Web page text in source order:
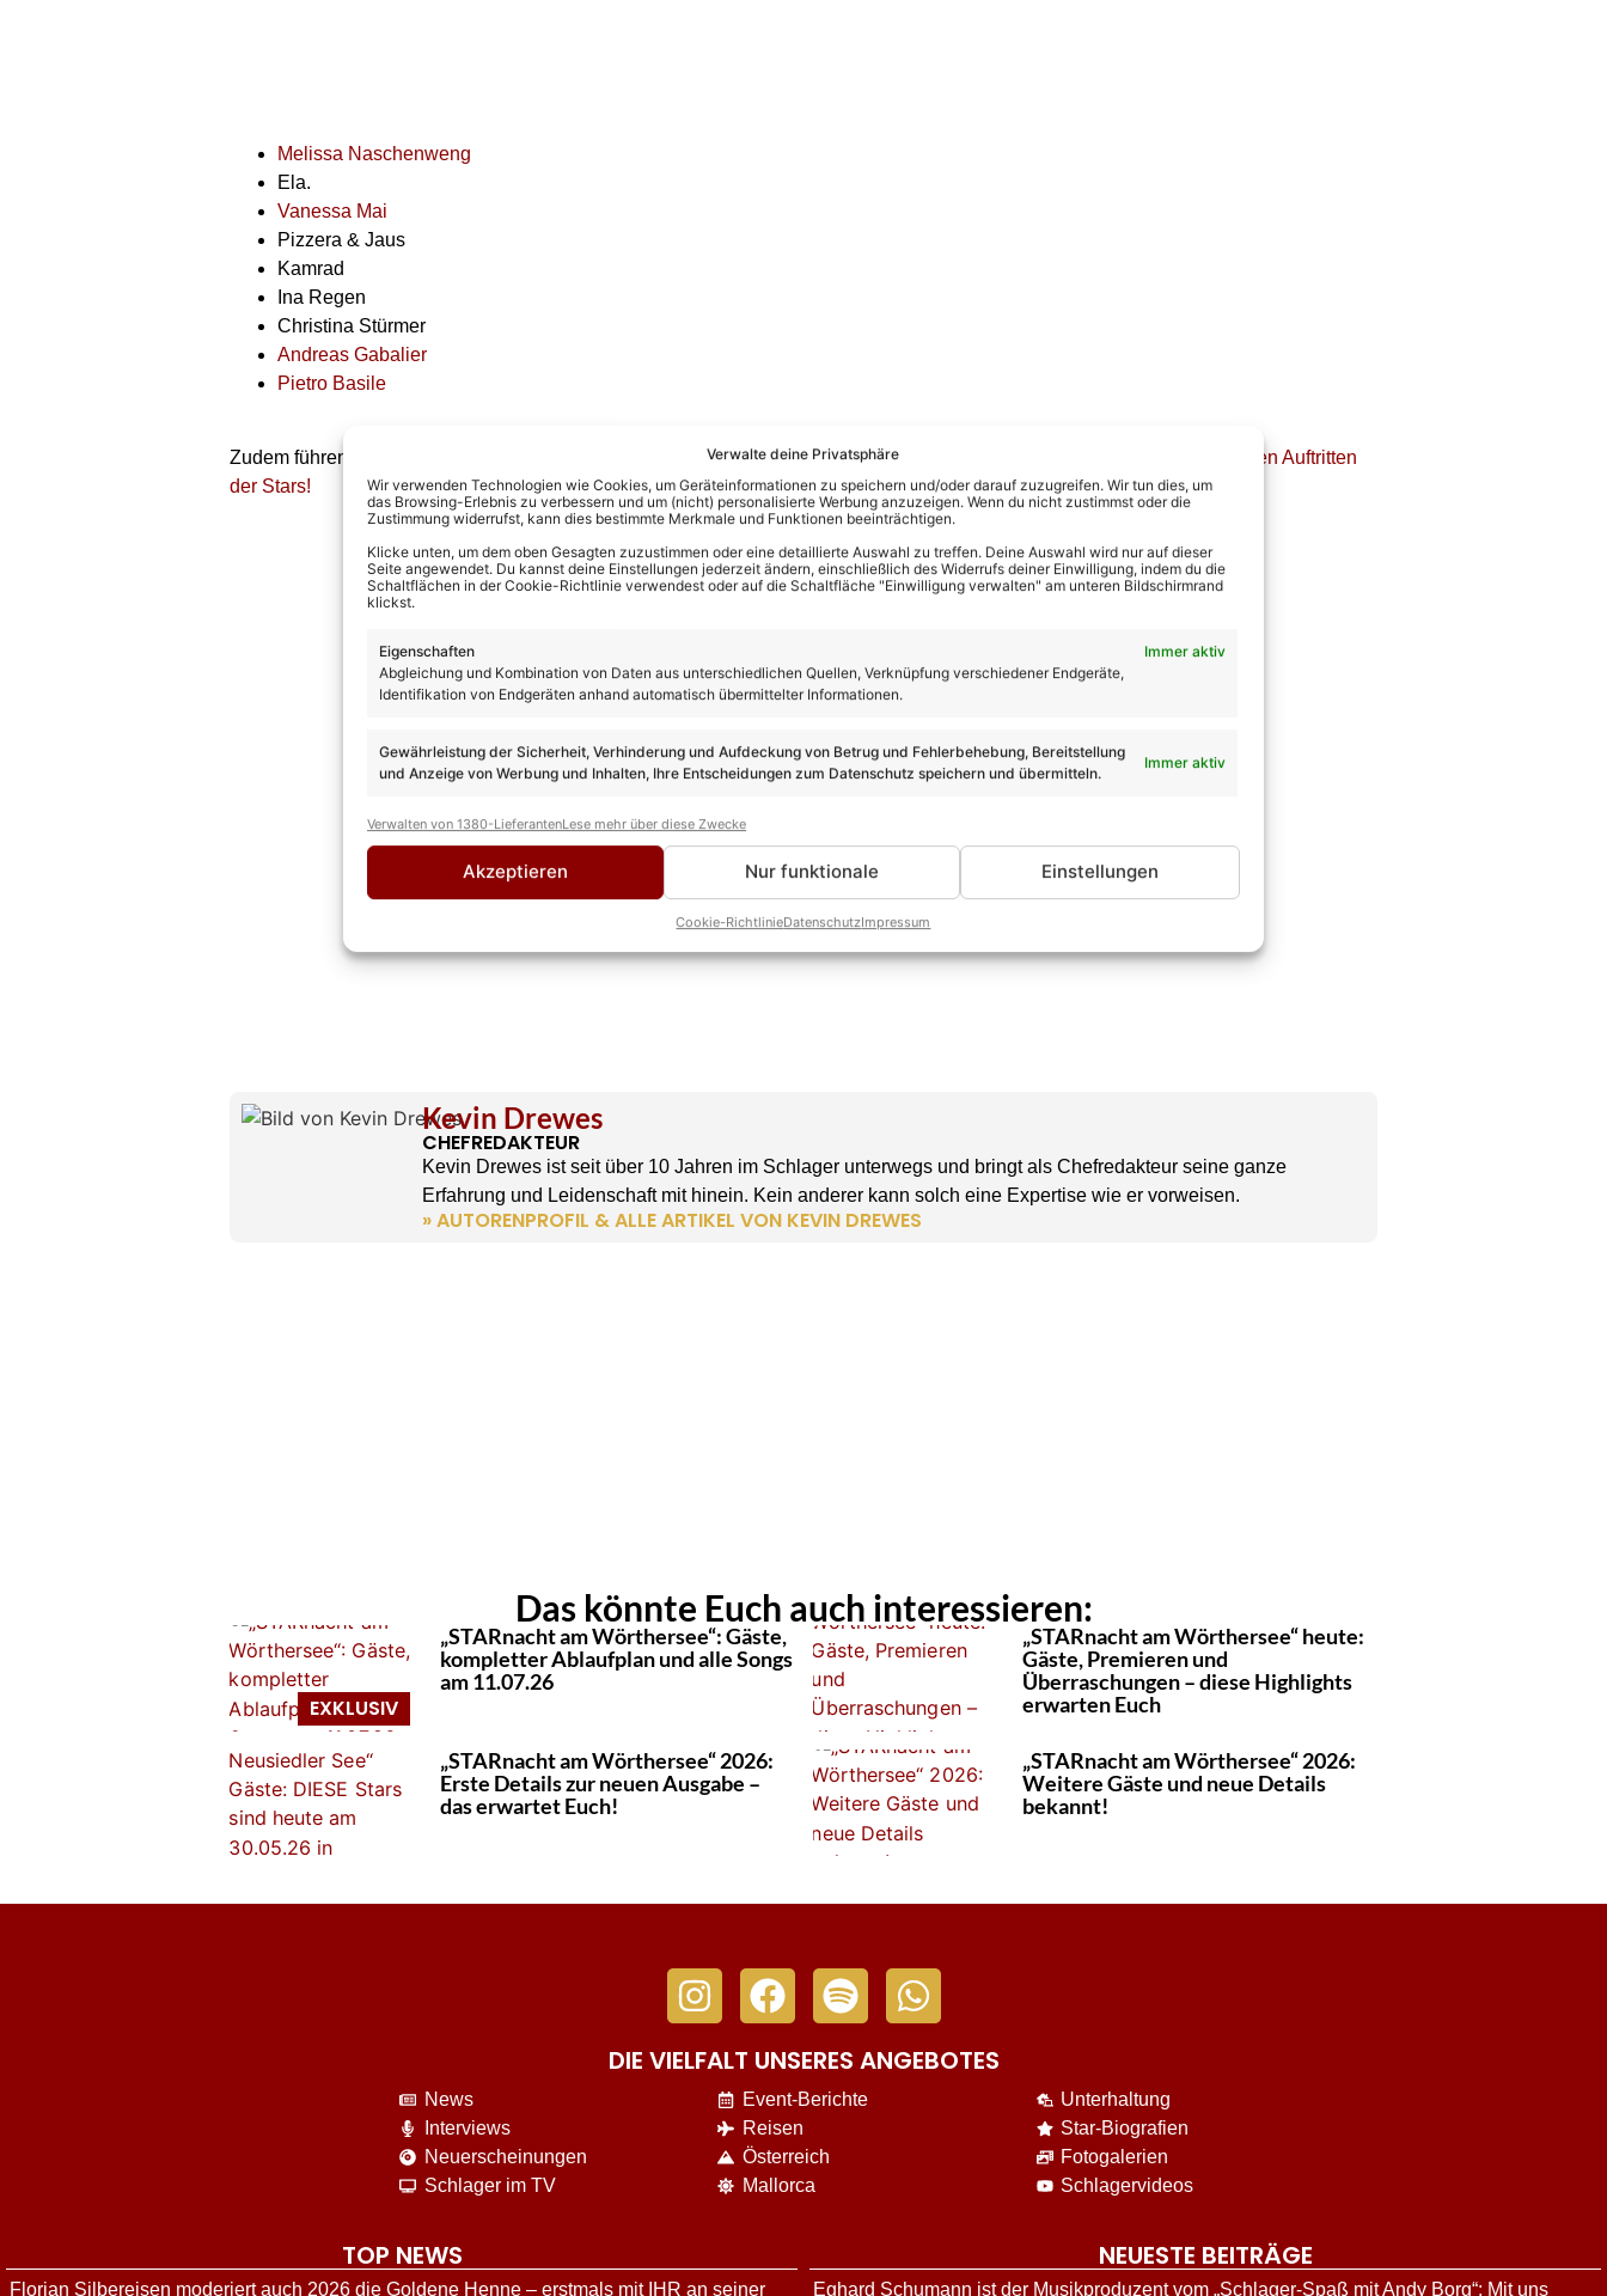
Verwalte deine Privatsphäre
Wir verwenden Technologien wie Cookies, um Geräteinformationen zu speichern und/oder darauf zuzugreifen. Wir tun dies, um
das Browsing-Erlebnis zu verbessern und um (nicht) personalisierte Werbung anzuzeigen. Wenn du nicht zustimmst oder die
Zustimmung widerrufst, kann dies bestimmte Merkmale und Funktionen beeinträchtigen.
Klicke unten, um dem oben Gesagten zuzustimmen oder eine detaillierte Auswahl zu treffen. Deine Auswahl wird nur auf dieser
Seite angewendet. Du kannst deine Einstellungen jederzeit ändern, einschließlich des Widerrufs deiner Einwilligung, indem du die
Schaltflächen in der Cookie-Richtlinie verwendest oder auf die Schaltfläche "Einwilligung verwalten" am unteren Bildschirmrand
klickst.
Eigenschaften
Immer aktiv
Abgleichung und Kombination von Daten aus unterschiedlichen Quellen, Verknüpfung verschiedener Endgeräte,
Identifikation von Endgeräten anhand automatisch übermittelter Informationen.
Gewährleistung der Sicherheit, Verhinderung und Aufdeckung von Betrug und Fehlerbehebung, Bereitstellung
und Anzeige von Werbung und Inhalten, Ihre Entscheidungen zum Datenschutz speichern und übermitteln.
Immer aktiv
Verwalten von 1380-LieferantenLese mehr über diese Zwecke
Akzeptieren Nur funktionale Einstellungen
Cookie-RichtlinieDatenschutzImpressum
Melissa Naschenweng
Ela.
Vanessa Mai
Pizzera & Jaus
Kamrad
Ina Regen
Christina Stürmer
Andreas Gabalier
Pietro Basile
Zudem führen wie gewohnt und Hans Sigl durch die Show.
Lest HIER viele Details zu den einzelnen Auftritten
der Stars!
Kevin Drewes
CHEFREDAKTEUR
Kevin Drewes ist seit über 10 Jahren im Schlager unterwegs und bringt als Chefredakteur seine ganze
Erfahrung und Leidenschaft mit hinein. Kein anderer kann solch eine Expertise wie er vorweisen.
» AUTORENPROFIL & ALLE ARTIKEL VON KEVIN DREWES
Das könnte Euch auch interessieren:
„STARnacht am Wörthersee“: Gäste,
kompletter Ablaufplan und alle Songs
am 11.07.26
„STARnacht am Wörthersee“ heute:
Gäste, Premieren und
Überraschungen – diese Highlights
erwarten Euch
„STARnacht am Wörthersee“ 2026:
Erste Details zur neuen Ausgabe –
das erwartet Euch!
„STARnacht am Wörthersee“ 2026:
Weitere Gäste und neue Details
bekannt!
DIE VIELFALT UNSERES ANGEBOTES
News
Interviews
Neuerscheinungen
Schlager im TV
Event-Berichte
Reisen
Österreich
Mallorca
Unterhaltung
Star-Biografien
Fotogalerien
Schlagervideos
TOP NEWS
Florian Silbereisen moderiert auch 2026 die Goldene Henne – erstmals mit IHR an seiner
NEUESTE BEITRÄGE
Eghard Schumann ist der Musikproduzent vom „Schlager-Spaß mit Andy Borg“: Mit uns